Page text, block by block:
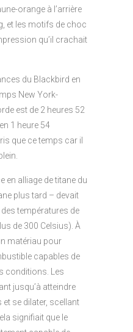
orange à l’arrière
et les motifs de choc
qu’il crachait
du Blackbird en
New York-
est de 2 heures 52
1 heure 54
que ce temps car il
en alliage de titane du
plus tard – devait
températures de
de 300 Celsius). À
matériau pour
capables de
conditions. Les
jusqu’à atteindre
et se dilater, scellant
signifiait que le